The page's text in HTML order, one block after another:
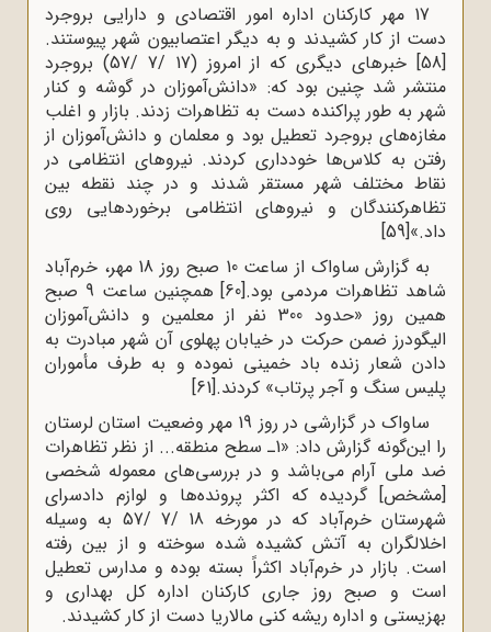
17 مهر کارکنان اداره امور اقتصادی و دارایی بروجرد
دست از کار کشیدند و به دیگر اعتصابیون شهر پیوستند.
[58]
خبرهای دیگری که از امروز (17 /7 /57) بروجرد
منتشر شد چنین بود که: «دانش‌آموزان در گوشه و کنار
شهر به طور پراکنده دست به تظاهرات زدند. بازار و اغلب
مغازه‌های بروجرد تعطیل بود و معلمان و دانش‌آموزان از
رفتن به کلاس‌ها خودداری کردند. نیروهای انتظامی در
نقاط مختلف شهر مستقر شدند و در چند نقطه بین
تظاهرکنندگان و نیروهای انتظامی برخوردهایی روی
داد.»[59]
به گزارش ساواک از ساعت 10 صبح روز 18 مهر، خرم‌آباد
شاهد تظاهرات مردمی بود.[60]
همچنین ساعت 9 صبح
همین روز «حدود 300 نفر از معلمین و دانش‌آموزان
الیگودرز ضمن حرکت در خیابان پهلوی آن شهر مبادرت به
دادن شعار زنده باد خمینی نموده و به طرف مأموران
پلیس سنگ و آجر پرتاب» کردند.[61]
ساواک در گزارشی در روز 19 مهر وضعیت استان لرستان
را این‌گونه گزارش داد: «1ـ سطح منطقه... از نظر تظاهرات
ضد ملی آرام می‌باشد و در بررسی‌های معموله شخصی
[مشخص] گردیده که اکثر پرونده‌ها و لوازم دادسرای
شهرستان خرم‌آباد که در مورخه 18 /7 /57 به وسیله
اخلالگران به آتش کشیده شده سوخته و از بین رفته
است. بازار در خرم‌آباد اکثراً بسته بوده و مدارس تعطیل
است و صبح روز جاری کارکنان اداره کل بهداری و
بهزیستی و اداره ریشه کنی مالاریا دست از کار کشیدند.